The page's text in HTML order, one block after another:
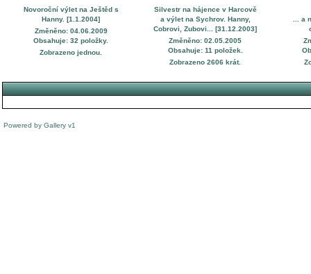
Novoroční výlet na Ještěd s
Hanny. [1.1.2004]
Změněno: 04.06.2009
Obsahuje: 32 položky.
Zobrazeno jednou.
Silvestr na hájence v Harcově
a výlet na Sychrov. Hanny,
Cobrovi, Zubovi... [31.12.2003]
Změněno: 02.05.2005
Obsahuje: 11 položek.
Zobrazeno 2606 krát.
... a
Powered by Gallery v1